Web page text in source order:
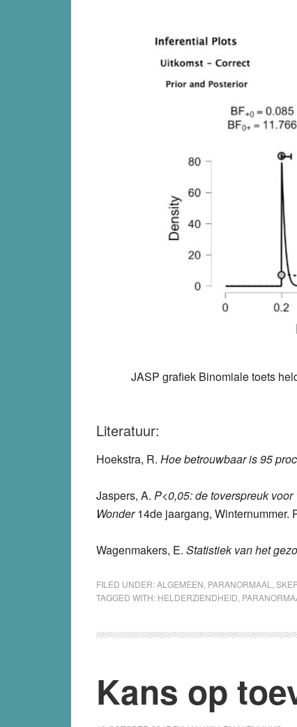
JASP grafiek Binomiale toets
Literatuur:
Hoekstra, R. Hoe betrouwbaar is 95
Jaspers, A. P<0,05: de toverspreuk
Wonder14de jaargang, Winternummer.
Wagenmakers, E. Statistiek van het
FILED UNDER:ALGEMEEN PARANORMAAL
TAGGED WITH: HELDERZIENDHEID
Kans op